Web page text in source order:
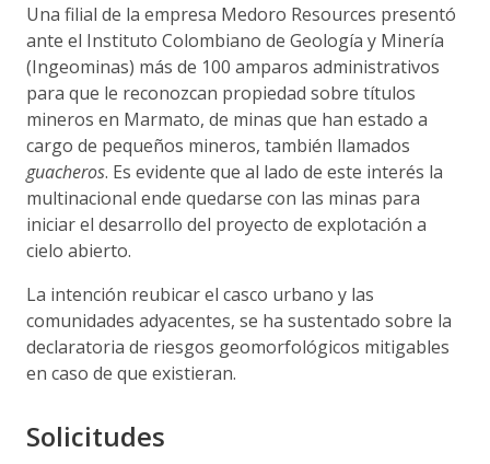
Una filial de la empresa Medoro Resources presentó
ante el Instituto Colombiano de Geología y Minería
(Ingeominas) más de 100 amparos administrativos
para que le reconozcan propiedad sobre títulos
mineros en Marmato, de minas que han estado a
cargo de pequeños mineros, también llamados
guacheros. Es evidente que al lado de este interés la
multinacional ende quedarse con las minas para
iniciar el desarrollo del proyecto de explotación a
cielo abierto.
La intención reubicar el casco urbano y las
comunidades adyacentes, se ha sustentado sobre la
declaratoria de riesgos geomorfológicos mitigables
en caso de que existieran.
Solicitudes